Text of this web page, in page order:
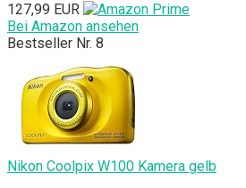
127,99 EUR
Bei Amazon ansehen
Bestseller Nr. 8
Nikon Coolpix W100 Kamera gelb